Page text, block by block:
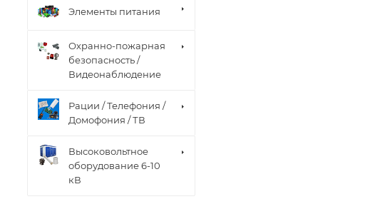
Элементы питания
Охранно-пожарная
безопасность /
Видеонаблюдение
Рации / Телефония /
Домофония / ТВ
Высоковольтное
оборудование 6-10
кВ